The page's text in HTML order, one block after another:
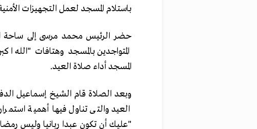
باستلام المسجد لعمل التجهيزات
حضر الرئيس محمد مرسى إلى ساحة
المتواجدين بالمسجد وهتافات
المسجد أداء صلاة العيد.
وبعد الصلاة قام الشيخ إسماعيل
العيد والتى تناول فيها أهمية
"عليك أن تكون عبدا ربانيا وليس